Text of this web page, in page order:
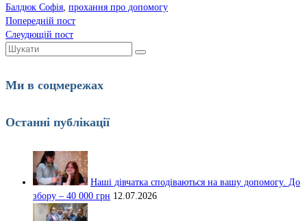
Балдюк Софія, прохання про допомогу
Попередній пост
Слеудющій пост
Шукати:
Ми в соцмережах
Останні публікації
Наші дівчатка сподіваються на вашу допомогу. До
збору – 40 000 грн 12.07.2026